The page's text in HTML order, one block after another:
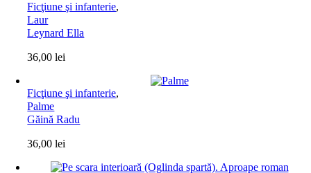
Ficţiune şi infanterie,
Laur
Leynard Ella
36,00lei
Ficţiune şi infanterie,
Palme
Găină Radu
36,00lei